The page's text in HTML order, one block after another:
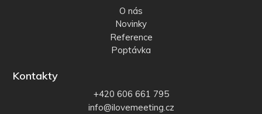
O nás
Novinky
Reference
Poptávka
Kontakty
+420 606 661 795
info@ilovemeeting.cz